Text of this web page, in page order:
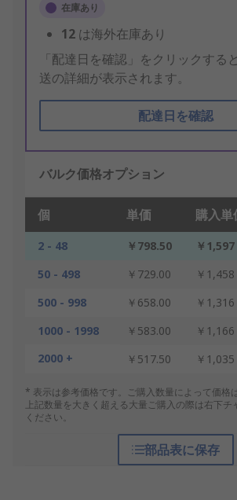
在庫あり
12 は海外在庫あり
「配達日を確認」をクリックする
送の詳細が表示されます。
配達日を確認
バルク価格オプション
個 単価 購入
2 - 48 ￥798.50
￥1,597
50 - 498
￥729.00
￥1,458
500 - 998
￥658.00
￥1,316
1000 - 1998
￥583.00
￥1,166
2000 +
￥517.50 ￥1,035
* 表示は参考価格です。ご購入数量によって価格
上記数量を大きく超える大量ご購入の際は右下チ
ください。
部品表に保存